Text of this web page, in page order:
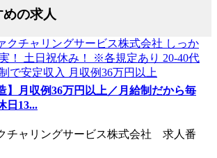
の求人
】月収例36万円以上／月給制だから毎
日13...
チャリングサービス株式会社 求人番